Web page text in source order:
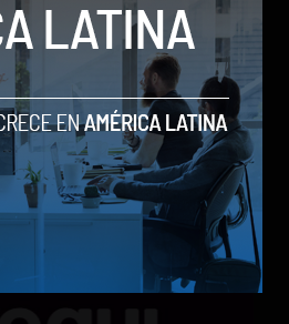
IA de Alibaba que desafía a